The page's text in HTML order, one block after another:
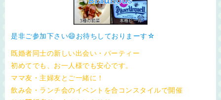
是非ご参加下さい😄お待ちしておりまーす☆
既婚者同士の新しい出会い・パーティー
初めてでも、お一人様でも安心です。
ママ友・主婦友とご一緒に！
飲み会・ランチ会のイベントを合コンスタイルで開催